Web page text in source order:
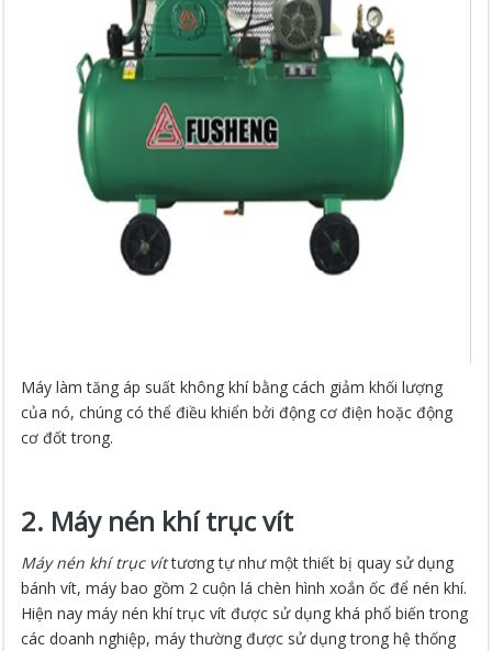
Máy làm tăng áp suất không khí bằng cách giảm khối lượng
của nó, chúng có thể điều khiển bởi động cơ điện hoặc động
cơ đốt trong.
2. Máy nén khí trục vít
Máy nén khí trục víttương tự như một thiết bị quay sử dụng
bánh vít, máy bao gồm 2 cuộn lá chèn hình xoắn ốc để nén khí.
Hiện nay máy nén khí trục vít được sử dụng khá phổ biến trong
các doanh nghiệp, máy thường được sử dụng trong hệ thống